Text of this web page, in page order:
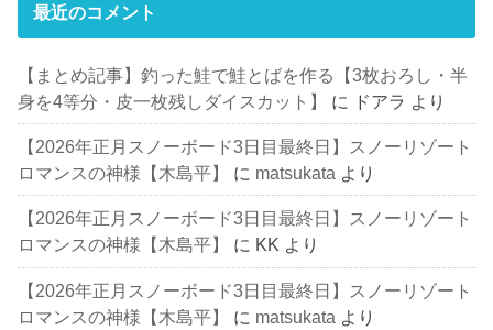
最近のコメント
【まとめ記事】釣った鮭で鮭とばを作る【3枚おろし・半
身を4等分・皮一枚残しダイスカット】
に ドアラ より
【2026年正月スノーボード3日目最終日】スノーリゾート
ロマンスの神様【木島平】
に matsukata より
【2026年正月スノーボード3日目最終日】スノーリゾート
ロマンスの神様【木島平】
に KK より
【2026年正月スノーボード3日目最終日】スノーリゾート
ロマンスの神様【木島平】
に matsukata より